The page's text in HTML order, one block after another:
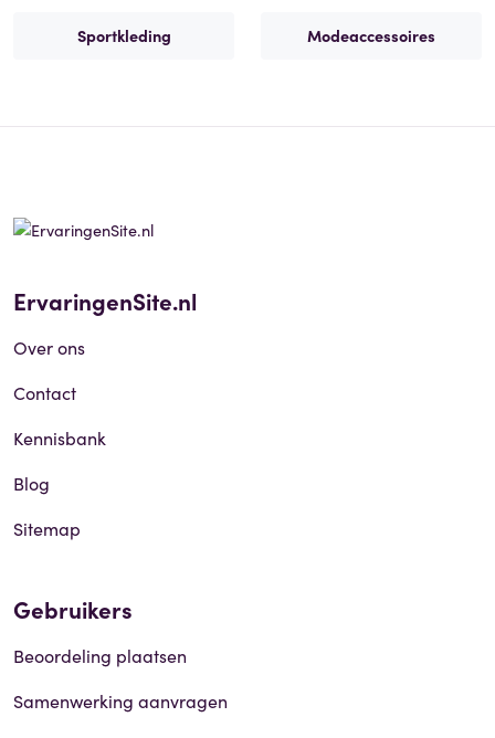
Sportkleding Modeaccessoires
ErvaringenSite.nl
Over ons
Contact
Kennisbank
Blog
Sitemap
Gebruikers
Beoordeling plaatsen
Samenwerking aanvragen